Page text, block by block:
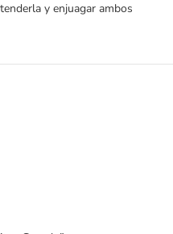
y enjuagar ambos